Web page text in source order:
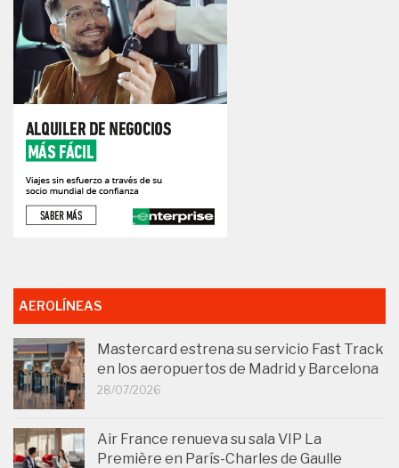
AEROLÍNEAS
Mastercard estrena su servicio Fast Track
en los aeropuertos de Madrid y Barcelona
28/07/2026
Air France renueva su sala VIP La
Première en París-Charles de Gaulle